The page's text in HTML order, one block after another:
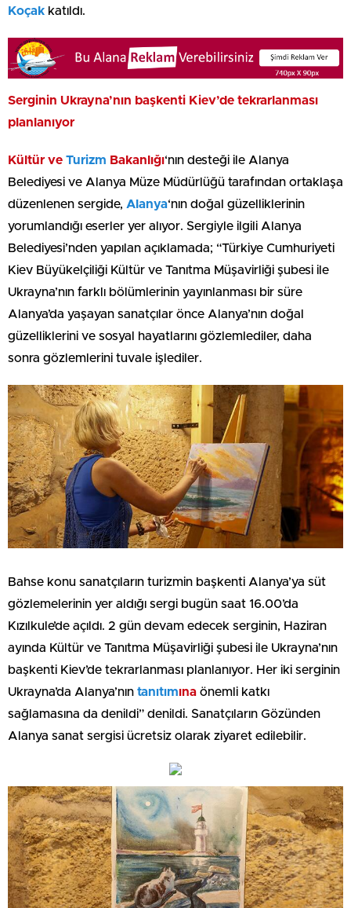
Koçak katıldı.
Serginin Ukrayna’nın başkenti Kiev’de tekrarlanması
planlanıyor
Kültür ve Turizm Bakanlığı‘nın desteği ile Alanya
Belediyesi ve Alanya Müze Müdürlüğü tarafından ortaklaşa
düzenlenen sergide, Alanya‘nın doğal güzelliklerinin
yorumlandığı eserler yer alıyor. Sergiyle ilgili Alanya
Belediyesi’nden yapılan açıklamada; “Türkiye Cumhuriyeti
Kiev Büyükelçiliği Kültür ve Tanıtma Müşavirliği şubesi ile
Ukrayna’nın farklı bölümlerinin yayınlanması bir süre
Alanya’da yaşayan sanatçılar önce Alanya’nın doğal
güzelliklerini ve sosyal hayatlarını gözlemlediler, daha
sonra gözlemlerini tuvale işlediler.
Bahse konu sanatçıların turizmin başkenti Alanya’ya süt
gözlemelerinin yer aldığı sergi bugün saat 16.00’da
Kızılkule’de açıldı. 2 gün devam edecek serginin, Haziran
ayında Kültür ve Tanıtma Müşavirliği şubesi ile Ukrayna’nın
başkenti Kiev’de tekrarlanması planlanıyor. Her iki serginin
Ukrayna’da Alanya’nın tanıtımına önemli katkı
sağlamasına da denildi” denildi. Sanatçıların Gözünden
Alanya sanat sergisi ücretsiz olarak ziyaret edilebilir.